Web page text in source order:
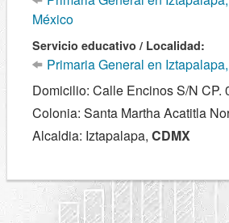
México
Servicio educativo / Localidad:
Primaria General en
Domicilio: Calle Encinos S/N CP.
Colonia: Santa Martha Acatitla
Alcaldia: Iztapalapa, CDMX